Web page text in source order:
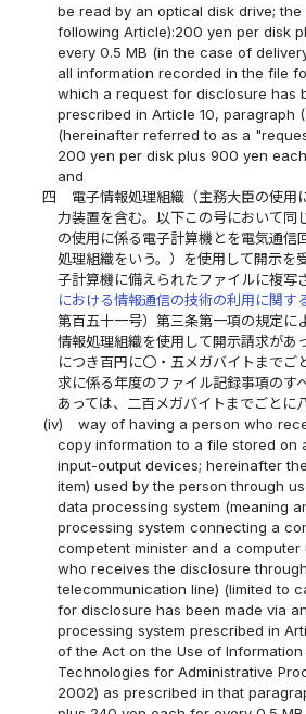
be read by an optical disk drive; the
following Article):200 yen per disk
every 0.5 MB (in the case of
all information recorded in the file
which a request for disclosure has
prescribed in Article 10, paragraph
(hereinafter referred to as a
200 yen per disk plus 900 yen
and
四
電子情報処理組織（主務大臣の使用
力装置を含む。以下この号において同
の使用に係る電子計算機とを電気通信
処理組織をいう。）を使用して開示を
子計算機に備えられたファイルに複写
における情報通信の技術の利用に関す
第百五十一号）第三条第一項の規定に
情報処理組織を使用して開示請求があ
につき百円に〇・五メガバイトまでご
求に係る年度のファイル記録事項のす
あっては、二百メガバイトまでごとに
(iv)
way of having a person who
copy information to a file stored on
input-output devices; hereinafter
item) used by the person through
data processing system (meaning
processing system connecting a
competent minister and a computer
who receives the disclosure
telecommunication line) (limited to
for disclosure has been made via
processing system prescribed in
of the Act on the Use of
Technologies for Administrative
2002) as prescribed in that